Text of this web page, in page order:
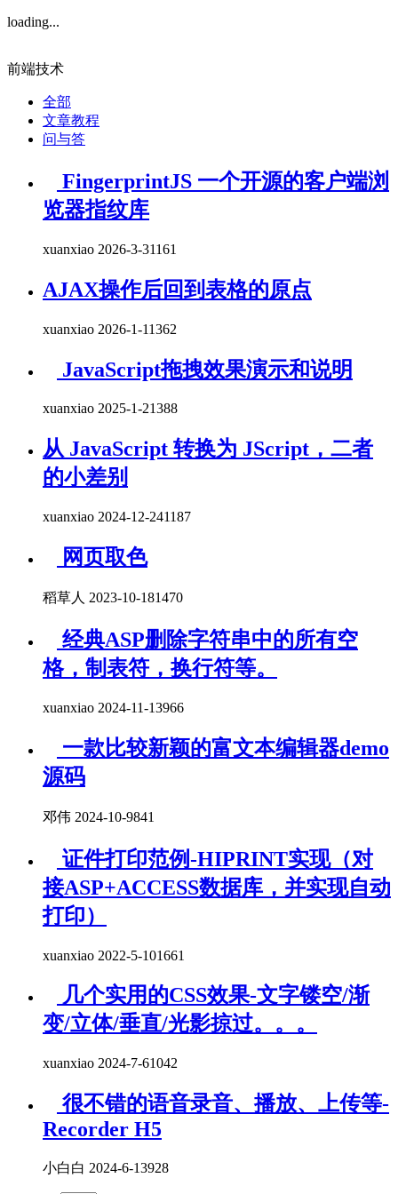
loading...
前端技术
全部
文章教程
问与答
FingerprintJS 一个开源的客户端浏
览器指纹库
xuanxiao 2026-3-31161
AJAX操作后回到表格的原点
xuanxiao 2026-1-11362
JavaScript拖拽效果演示和说明
xuanxiao 2025-1-21388
从 JavaScript 转换为 JScript，二者
的小差别
xuanxiao 2024-12-241187
网页取色
稻草人 2023-10-181470
经典ASP删除字符串中的所有空
格，制表符，换行符等。
xuanxiao 2024-11-13966
一款比较新颖的富文本编辑器demo
源码
邓伟 2024-10-9841
证件打印范例-HIPRINT实现（对
接ASP+ACCESS数据库，并实现自动
打印）
xuanxiao 2022-5-101661
几个实用的CSS效果-文字镂空/渐
变/立体/垂直/光影掠过。。。
xuanxiao 2024-7-61042
很不错的语音录音、播放、上传等-
Recorder H5
小白白 2024-6-13928